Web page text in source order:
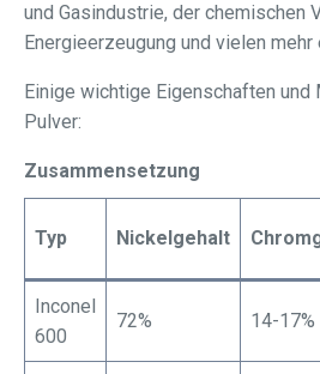
und Gasindustrie, der chemischen
Energieerzeugung und vielen
Einige wichtige Eigenschaften und
Pulver:
Zusammensetzung
Typ Nickelgehalt
Inconel
600
72% 14-17%